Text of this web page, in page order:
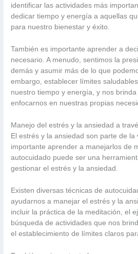
identificar las actividades más
dedicar tiempo y energía a aquellas
para nuestro bienestar y éxito.
También es importante aprender a
necesario. A menudo, sentimos la
demás y asumir más de lo que
embargo, establecer límites
nuestro tiempo y energía, y nos
enfocarnos en nuestras propias
Manejo del estrés y la ansiedad a
El estrés y la ansiedad son parte de
importante aprender a manejarlos de
autocuidado puede ser una
gestionar el estrés y la ansiedad.
Existen diversas técnicas de
ayudarnos a manejar el estrés y la
incluir la práctica de la meditación, el
búsqueda de actividades que nos
el establecimiento de límites claros